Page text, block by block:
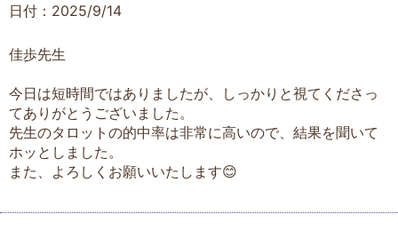
日付：2025/9/14
佳歩先生
今日は短時間ではありましたが、しっかりと視てくださっ
てありがとうございました。
先生のタロットの的中率は非常に高いので、結果を聞いて
ホッとしました。
また、よろしくお願いいたします😊